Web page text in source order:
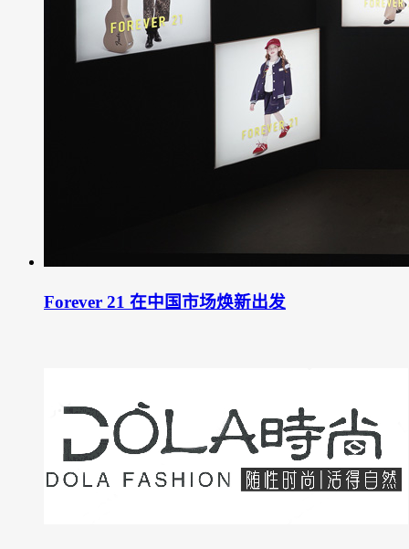
Forever 21 在中国市场焕新出发